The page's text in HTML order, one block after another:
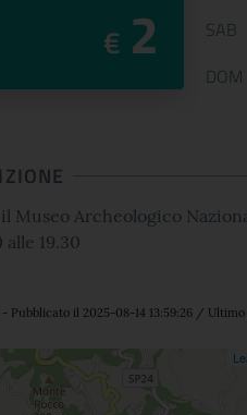
€2 SAB
DOM
Museo Archeologico
19.30
Pubblicato il 2025-08-14 13:59:26 / Ultimo